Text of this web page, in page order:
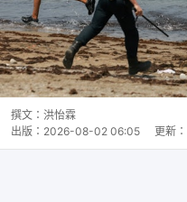
撰文： 洪怡霖
出版： 2026-08-02 06:05 更新：